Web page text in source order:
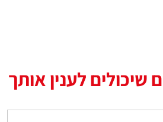
שיכולים לענין אותך